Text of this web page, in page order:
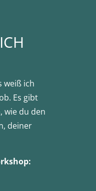
weiß ich
Es gibt
wie du den
deiner